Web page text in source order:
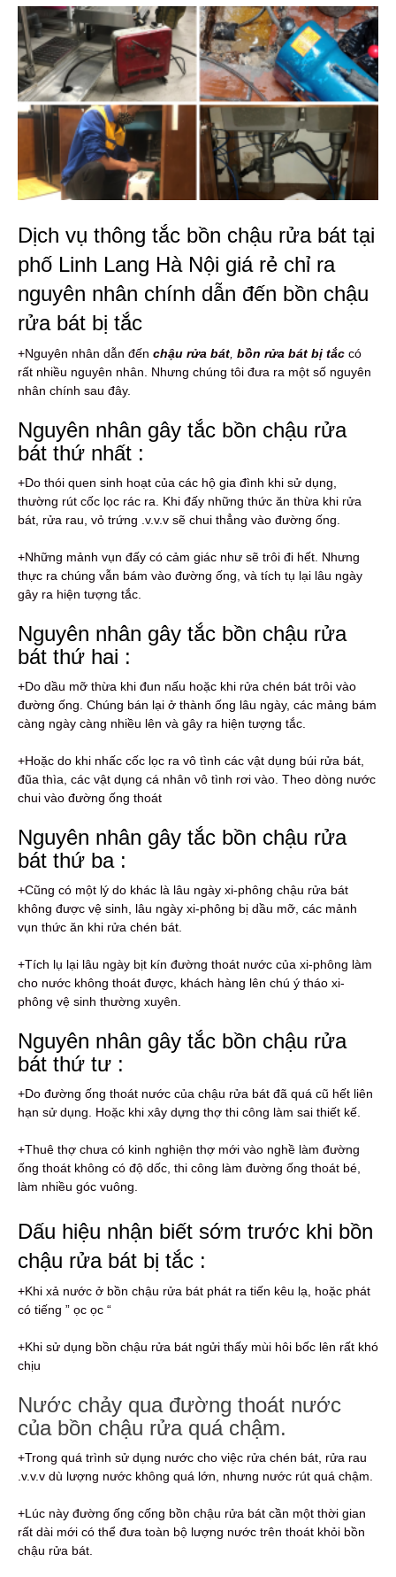
Dịch vụ thông tắc bồn chậu rửa bát tại
phố Linh Lang Hà Nội giá rẻ chỉ ra
nguyên nhân chính dẫn đến bồn chậu
rửa bát bị tắc
+Nguyên nhân dẫn đến chậu rửa bát bồn rửa bát bị tắc có
rất nhiều nguyên nhân. Nhưng chúng tôi đưa ra một số nguyên
nhân chính sau đây.
Nguyên nhân gây tắc bồn chậu rửa
bát thứ nhất :
+Do thói quen sinh hoạt của các hộ gia đình khi sử dụng,
thường rút cốc lọc rác ra. Khi đấy những thức ăn thừa khi rửa
bát, rửa rau, vỏ trứng .v.v.v sẽ chui thẳng vào đường ống.
+Những mảnh vụn đấy có cảm giác như sẽ trôi đi hết. Nhưng
thực ra chúng vẫn bám vào đường ống, và tích tụ lại lâu ngày
gây ra hiện tượng tắc.
Nguyên nhân gây tắc bồn chậu rửa
bát thứ hai :
+Do dầu mỡ thừa khi đun nấu hoặc khi rửa chén bát trôi vào
đường ống. Chúng bán lại ở thành ống lâu ngày, các mảng bám
càng ngày càng nhiều lên và gây ra hiện tượng tắc.
+Hoặc do khi nhấc cốc lọc ra vô tình các vật dụng búi rửa bát,
đũa thìa, các vật dụng cá nhân vô tình rơi vào. Theo dòng nước
chui vào đường ống thoát
Nguyên nhân gây tắc bồn chậu rửa
bát thứ ba :
+Cũng có một lý do khác là lâu ngày xi-phông chậu rửa bát
không được vệ sinh, lâu ngày xi-phông bị dầu mỡ, các mảnh
vụn thức ăn khi rửa chén bát.
+Tích lụ lại lâu ngày bịt kín đường thoát nước của xi-phông làm
cho nước không thoát được, khách hàng lên chú ý tháo xi-
phông vệ sinh thường xuyên.
Nguyên nhân gây tắc bồn chậu rửa
bát thứ tư :
+Do đường ống thoát nước của chậu rửa bát đã quá cũ hết liên
hạn sử dụng. Hoặc khi xây dựng thợ thi công làm sai thiết kế.
+Thuê thợ chưa có kinh nghiện thợ mới vào nghề làm đường
ống thoát không có độ dốc, thi công làm đường ống thoát bé,
làm nhiều góc vuông.
Dấu hiệu nhận biết sớm trước khi bồn
chậu rửa bát bị tắc :
+Khi xả nước ở bồn chậu rửa bát phát ra tiến kêu lạ, hoặc phát
có tiếng ” ọc ọc “
+Khi sử dụng bồn chậu rửa bát ngửi thấy mùi hôi bốc lên rất khó
chịu
Nước chảy qua đường thoát nước
của bồn chậu rửa quá chậm.
+Trong quá trình sử dụng nước cho việc rửa chén bát, rửa rau
.v.v.v dù lượng nước không quá lớn, nhưng nước rút quá chậm.
+Lúc này đường ống cống bồn chậu rửa bát cần một thời gian
rất dài mới có thể đưa toàn bộ lượng nước trên thoát khỏi bồn
chậu rửa bát.